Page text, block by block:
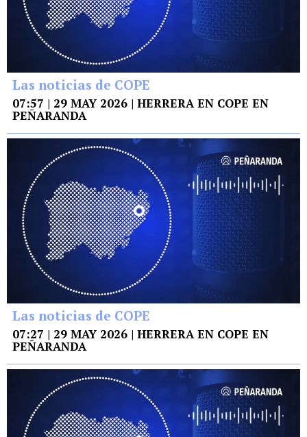
Las noticias de COPE
07:57 | 29 MAY 2026 | HERRERA EN COPE EN
PEÑARANDA
Las noticias de COPE
07:27 | 29 MAY 2026 | HERRERA EN COPE EN
PEÑARANDA